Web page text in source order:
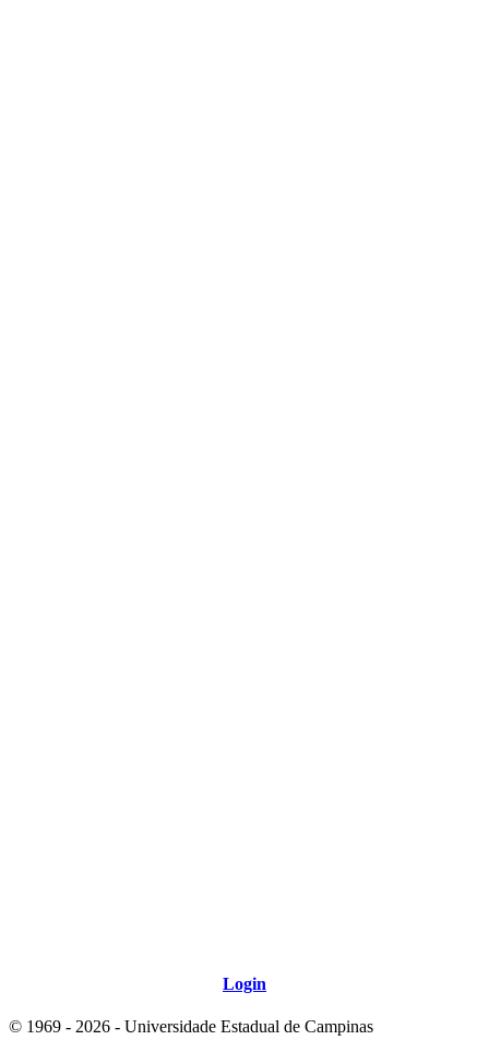
Login
© 1969 - 2026 - Universidade Estadual de Campinas